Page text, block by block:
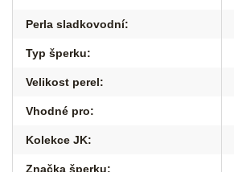
Perla sladkovodní:
Typ šperku:
Velikost perel:
Vhodné pro:
Kolekce JK:
Značka šperku: